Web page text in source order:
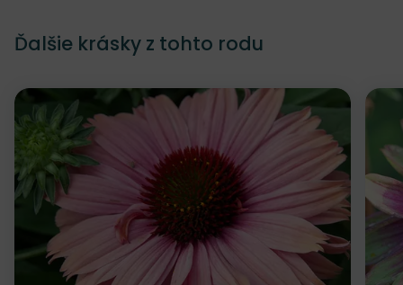
Ďalšie krásky z tohto rodu